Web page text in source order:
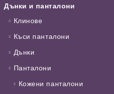
Дънки и панталони
Клинове
Къси панталони
Дънки
Панталони
Кожени панталони